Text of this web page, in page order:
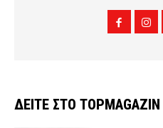
ΔΕΙΤΕ ΣΤΟ TOPMAGAZIN